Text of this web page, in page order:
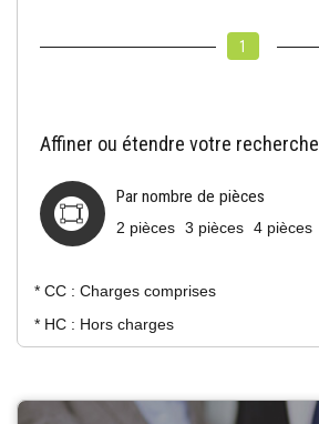
1
Affiner ou étendre votre recherche
Par nombre de pièces
2 pièces 3 pièces 4 pièces
* CC : Charges comprises
* HC : Hors charges